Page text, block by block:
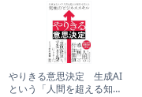
やりきる意思決定 生成AI
という「人間を超える知